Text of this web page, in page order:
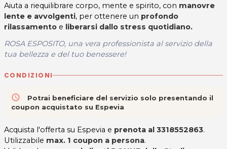
Aiuta a riequilibrare corpo, mente e spirito, con manovre
lente e avvolgenti, per ottenere un profondo
rilassamento e liberarsi dallo stress quotidiano.
ROSA ESPOSITO, una vera professionista al servizio della
tua bellezza e del tuo benessere!
CONDIZIONI
access_time
Potrai beneficiare del servizio solo presentando il
coupon acquistato su Espevia
Acquista l'offerta su Espevia e prenota al 3318552863.
Utilizzabile max. 1 coupon a persona.